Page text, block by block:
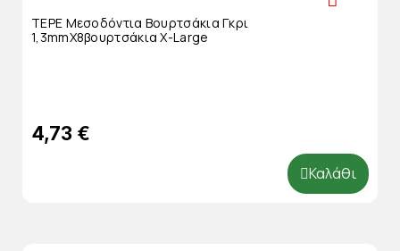
TEPE Μεσοδόντια Βουρτσάκια Γκρι
1,3mmΧ8βουρτσάκια X-Large
4,73 €
Καλάθι